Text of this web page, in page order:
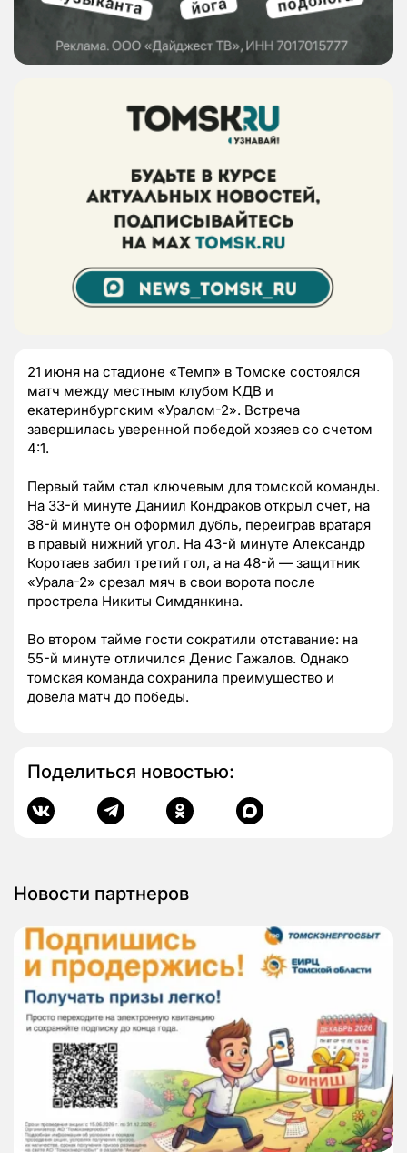
21 июня на стадионе «Темп» в Томске состоялся
матч между местным клубом КДВ и
екатеринбургским «Уралом-2». Встреча
завершилась уверенной победой хозяев со счетом
4:1.
Первый тайм стал ключевым для томской команды.
На 33-й минуте Даниил Кондраков открыл счет, на
38-й минуте он оформил дубль, переиграв вратаря
в правый нижний угол. На 43-й минуте Александр
Коротаев забил третий гол, а на 48-й — защитник
«Урала-2» срезал мяч в свои ворота после
прострела Никиты Симдянкина.
Во втором тайме гости сократили отставание: на
55-й минуте отличился Денис Гажалов. Однако
томская команда сохранила преимущество и
довела матч до победы.
Поделиться новостью:
Новости партнеров